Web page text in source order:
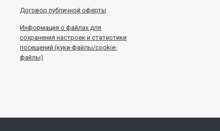
Договор публичной оферты
Информацияофайлах для
сохранения настроек и статистики
посещений (куки-файлы/cookie-
файлы)